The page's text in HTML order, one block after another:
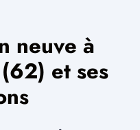
neuve à
et ses